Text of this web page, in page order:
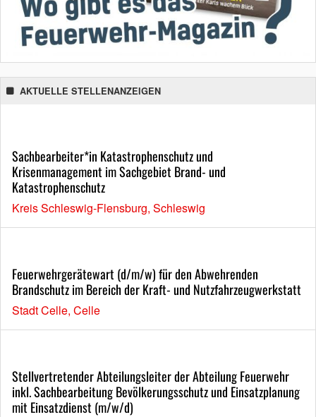
AKTUELLE STELLENANZEIGEN
Sachbearbeiter*in Katastrophenschutz und
Krisenmanagement im Sachgebiet Brand- und
Katastrophenschutz
Kreis Schleswig-Flensburg, Schleswig
Feuerwehrgerätewart (d/m/w) für den Abwehrenden
Brandschutz im Bereich der Kraft- und Nutzfahrzeugwerkstatt
Stadt Celle, Celle
Stellvertretender Abteilungsleiter der Abteilung Feuerwehr
inkl. Sachbearbeitung Bevölkerungsschutz und Einsatzplanung
mit Einsatzdienst (m/w/d)